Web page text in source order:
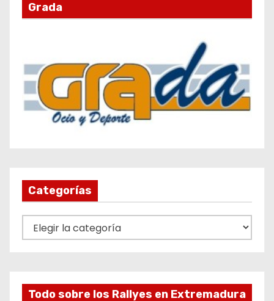
Grada
Categorías
a
Todo sobre los Rallyes en Extremadura